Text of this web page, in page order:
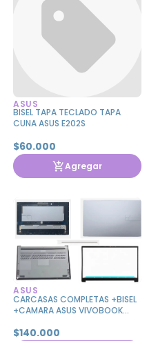
ASUS
BISEL TAPA TECLADO TAPA
CUNA ASUS E202S
$60.000
Agregar
ASUS
CARCASAS COMPLETAS +BISEL
+CAMARA ASUS VIVOBOOK
$140.000